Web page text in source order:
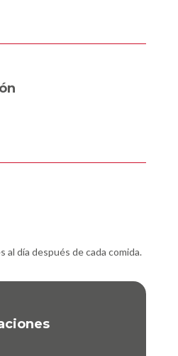
día después de cada comida.